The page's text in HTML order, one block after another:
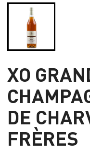
XO
DE
FRÈRES